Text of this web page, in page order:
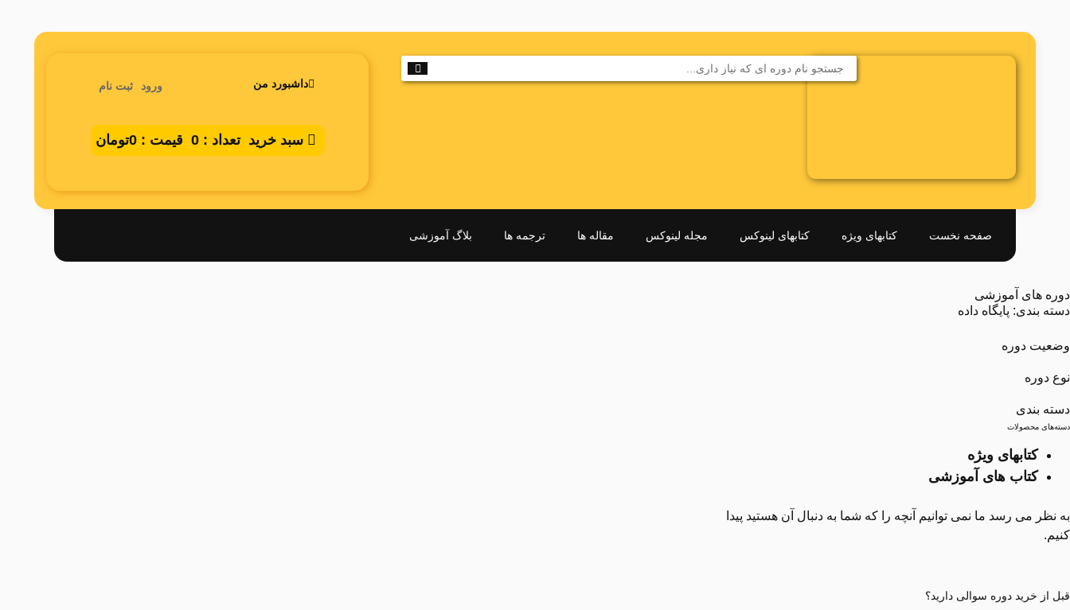
داشبورد من ورود ثبت نام
سبد خریدتعداد :0 قیمت :0تومان
صفحه نخست کتابهای ویژه کتابهای لینوکس مجله لینوکس مقاله ها ترجمه ها بلاگ آموزشی
دوره های آموزشی
دسته بندی: پایگاه داده
وضعیت دوره
نوع دوره
دسته بندی
دسته‌های محصولات
کتابهای ویژه
کتاب های آموزشی
به نظر می رسد ما نمی توانیم آنچه را که شما به دنبال آن هستید پیدا
کنیم.
قبل از خرید دوره سوالی دارید؟